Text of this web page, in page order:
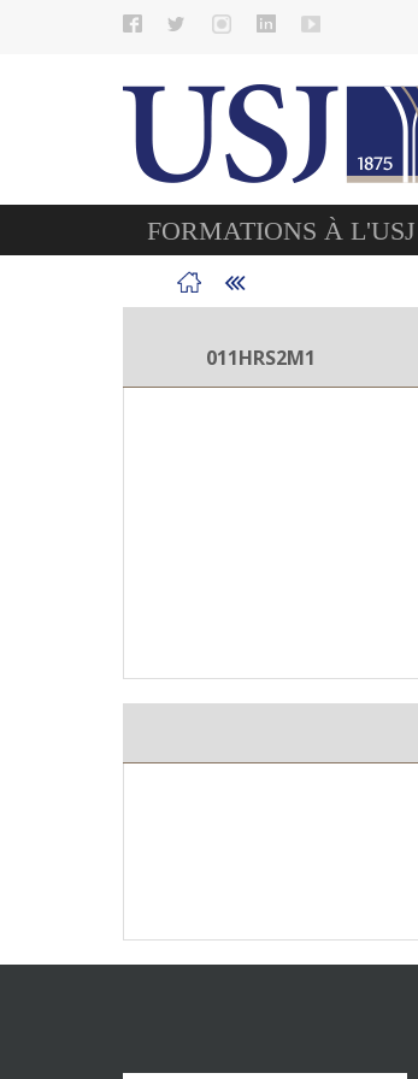
FORMATIONS À L'USJ
011HRS2M1